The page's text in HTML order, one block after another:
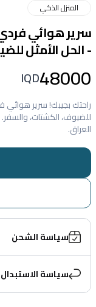
المنزل الذكي
- الحل الأمثل
48000
IQD
للضيوف، الكشتات،
العراق.
سياسة الشحن
سياسة الاستبدال